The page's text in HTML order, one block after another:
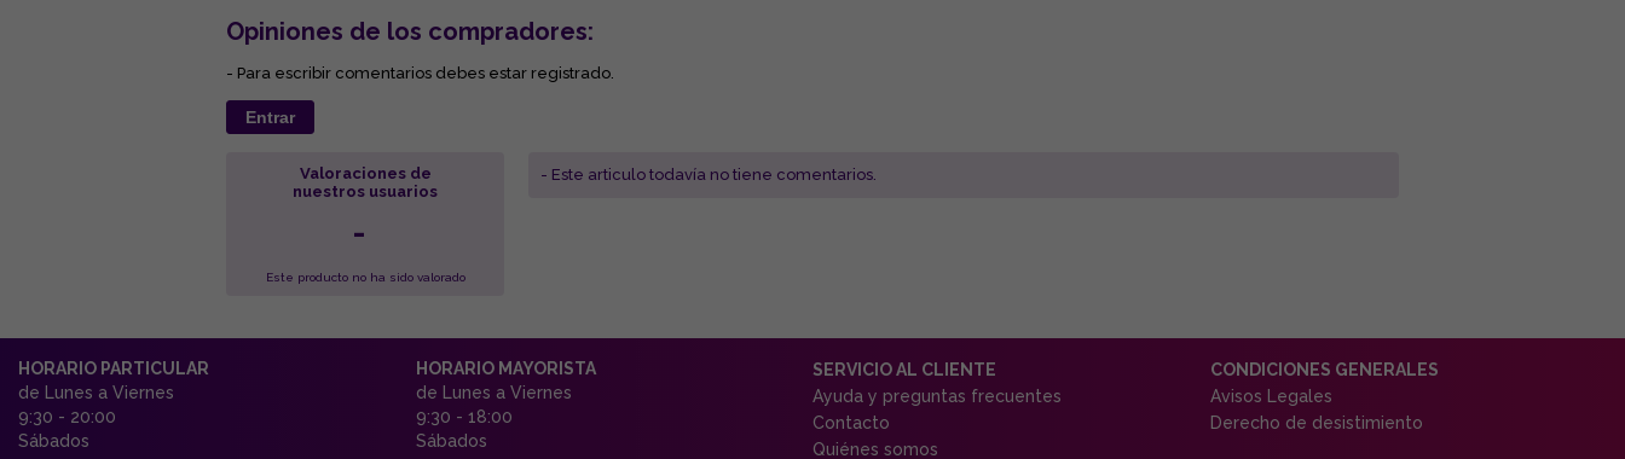
Opiniones de los compradores:
- Para escribir comentarios debes estar registrado.
Entrar
Valoraciones de
nuestros usuarios
-
Este producto no ha sido valorado
- Este articulo todavía no tiene comentarios.
HORARIO PARTICULAR
de Lunes a Viernes
9:30 - 20:00
Sábados
HORARIO MAYORISTA
de Lunes a Viernes
9:30 - 18:00
Sábados
SERVICIO AL CLIENTE
Ayuda y preguntas frecuentes
Contacto
Quiénes somos
CONDICIONES GENERALES
Avisos Legales
Derecho de desistimiento